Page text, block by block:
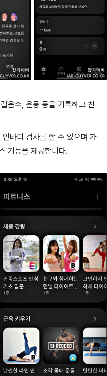
음수, 운동 등을 기록하고 친
바디 검사를 할 수 있으며 가
기능을 제공합니다.